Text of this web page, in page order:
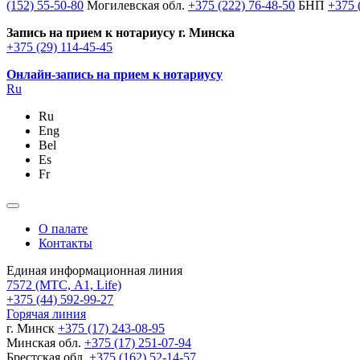
(152) 55-50-80 Могилевская обл. +375 (222) 76-48-50 БНП +375
Запись на прием к нотариусу г. Минска
+375 (29) 114-45-45
Онлайн-запись на прием к нотариусу
Ru
Ru
Eng
Bel
Es
Fr
О палате
Контакты
Единая информационная линия
7572 (МТС, A1, Life)
+375 (44) 592-99-27
Горячая линия
г. Минск +375 (17) 243-08-95
Минская обл. +375 (17) 251-07-94
Брестская обл. +375 (162) 52-14-57